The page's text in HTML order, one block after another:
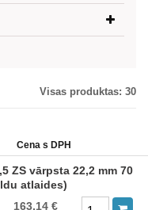
Visas produktas: 30
Cena s DPH
ZS vārpsta 22,2 mm 70
atlaides)
163,14 €